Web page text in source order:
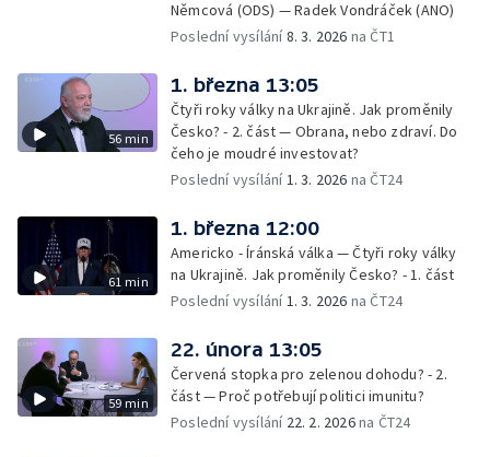
Němcová (ODS) — Radek Vondráček (ANO)
Poslední vysílání8. 3. 2026 na ČT1
56 min
1. března 13:05
Čtyři roky války na Ukrajině. Jak proměnily
Česko? - 2. část — Obrana, nebo zdraví. Do
čeho je moudré investovat?
Poslední vysílání 1. 3. 2026 na ČT24
61 min
1. března 12:00
Americko - Íránská válka — Čtyři roky války
na Ukrajině. Jak proměnily Česko? - 1. část
Poslední vysílání 1. 3. 2026 na ČT24
59 min
22. února 13:05
Červená stopka pro zelenou dohodu? - 2.
část — Proč potřebují politici imunitu?
Poslední vysílání 22. 2. 2026na ČT24